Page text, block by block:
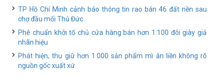
TP Hồ Chí Minh cảnh báo thông tin rao bán 46 đất nền sau
chợ đầu mối Thủ Đức
Phê chuẩn khởi tố chủ cửa hàng bán hơn 1.100 đôi giày giả
nhãn hiệu
Phát hiện, thu giữ hơn 1.000 sản phẩm mì ăn liền không rõ
nguồn gốc xuất xứ